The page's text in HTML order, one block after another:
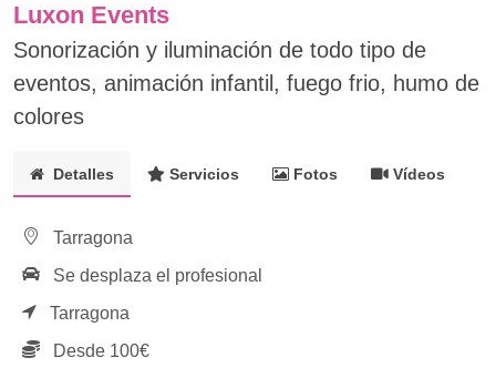
Luxon Events
Sonorización y iluminación de todo tipo de
eventos, animación infantil, fuego frio, humo de
colores
Detalles Servicios Fotos Vídeos
Tarragona
Se desplaza el profesional
Tarragona
Desde 100€